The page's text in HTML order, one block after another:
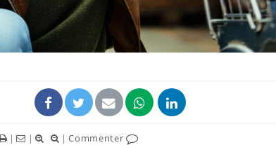
| | |Commenter